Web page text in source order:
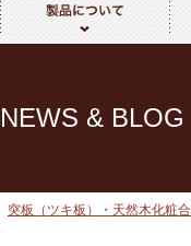
NEWS & BLOG
突板（ツキ板）・天然木化粧